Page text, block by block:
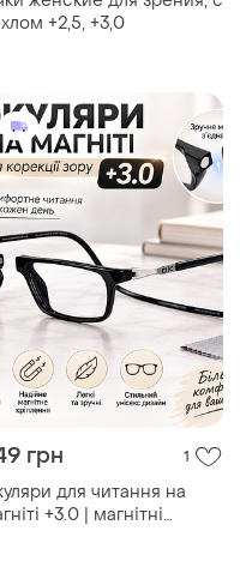
+2,5, +3,0
грн 1
для читання на
+3.0 | магнітні